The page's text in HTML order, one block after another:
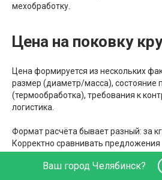
мехобработку.
Цена на поковку
Цена формируется из нескольких
размер (диаметр/масса), состояние
(термообработка), требования к
логистика.
Формат расчёта бывает разный: за
Корректно сравнивать
одинаковой марке, одинаковом
требованиях к поставке
Ваш город Челябинск?